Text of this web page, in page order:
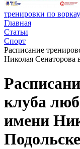
тренировки по
Главная
Статьи
Спорт
Расписание
Николая Сенаторова
клуба
имени
Подольске